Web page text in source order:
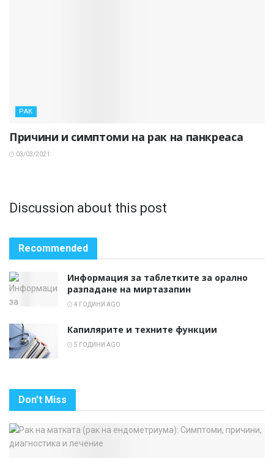
РАК
Причини и симптоми на рак на панкреаса
03/03/2021
Discussion about this post
Recommended
Информация за таблетките за орално
разпадане на миртазапин
4 ГОДИНИ AGO
Капилярите и техните функции
5 ГОДИНИ AGO
Don't Miss